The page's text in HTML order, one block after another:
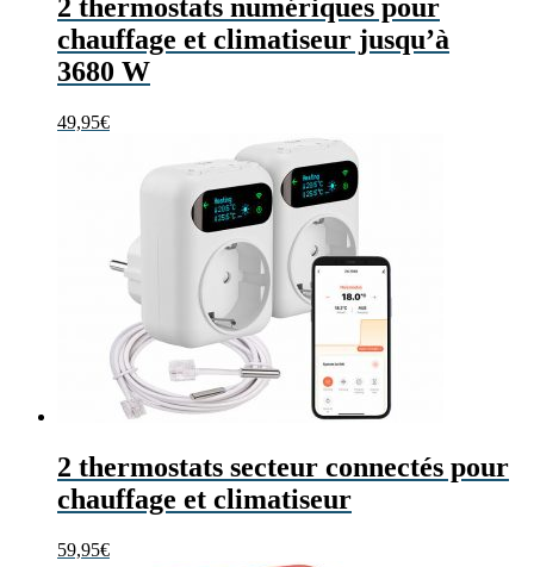
2 thermostats numériques pour
chauffage et climatiseur jusqu’à
3680 W
49,95€
2 thermostats secteur connectés pour
chauffage et climatiseur
59,95€